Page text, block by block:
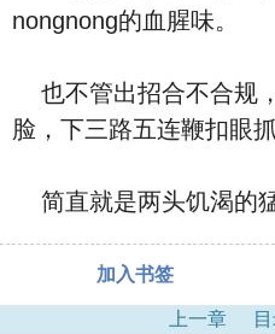
nongnong的血腥味。
也不管出招合不合规
脸，下三路五连鞭扣眼抓
简直就是两头饥渴的
加入书签
上一章